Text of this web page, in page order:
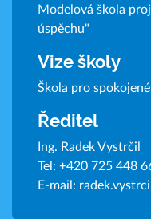
Modelová škola
úspěchu"
Vize školy
Škola pro
Ředitel
Ing. Radek Vystrčil
Tel: +420 725 448
E-mail: